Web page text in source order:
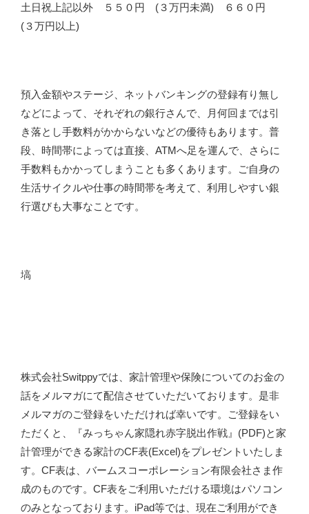
土日祝上記以外 ５５０円 (３万円未満) ６６０円
(３万円以上)
預入金額やステージ、ネットバンキングの登録有り無し
などによって、それぞれの銀行さんで、月何回までは引
き落とし手数料がかからないなどの優待もあります。普
段、時間帯によっては直接、ATMへ足を運んで、さらに
手数料もかかってしまうことも多くあります。ご自身の
生活サイクルや仕事の時間帯を考えて、利用しやすい銀
行選びも大事なことです。
塙
株式会社Switppyでは、家計管理や保険についてのお金の
話をメルマガにて配信させていただいております。是非
メルマガのご登録をいただければ幸いです。ご登録をい
ただくと、『みっちゃん家隠れ赤字脱出作戦』(PDF)と家
計管理ができる家計のCF表(Excel)をプレゼントいたしま
す。CF表は、バームスコーポレーション有限会社さま作
成のものです。CF表をご利用いただける環境はパソコン
のみとなっております。iPad等では、現在ご利用ができ